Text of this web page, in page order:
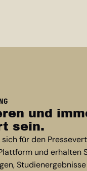
und
sein.
sich für den
und erhalten